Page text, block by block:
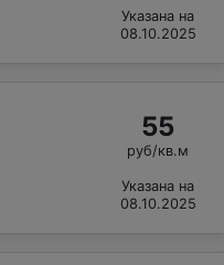
Указана на
08.10.2025
55
руб/кв.м
Указана на
08.10.2025